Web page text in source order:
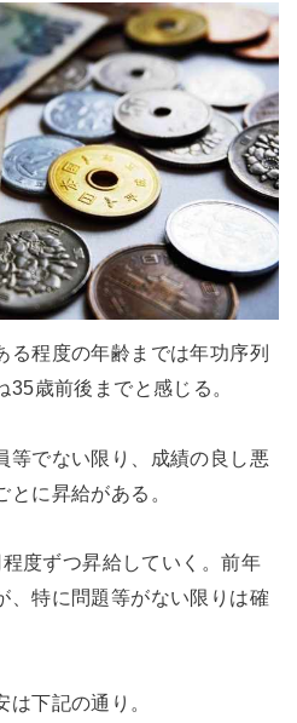
る程度の年齢までは年功序列
歳前後までと感じる。
等でない限り、成績の良し悪
に昇給がある。
度ずつ昇給していく。前年
、特に問題等がない限りは確
下記の通り。